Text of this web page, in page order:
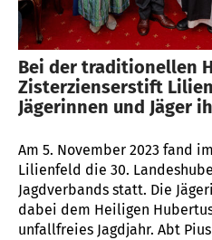
Bei der traditionellen
Zisterzienserstift
Jägerinnen und Jäger
Am 5. November 2023 fand
Lilienfeld die 30.
Jagdverbands statt. Die
dabei dem Heiligen
unfallfreies Jagdjahr. Abt